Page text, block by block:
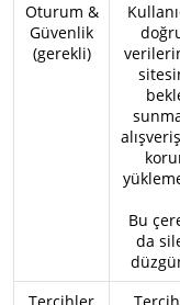
Oturum &
Güvenlik
(gerekli)
Bu
da